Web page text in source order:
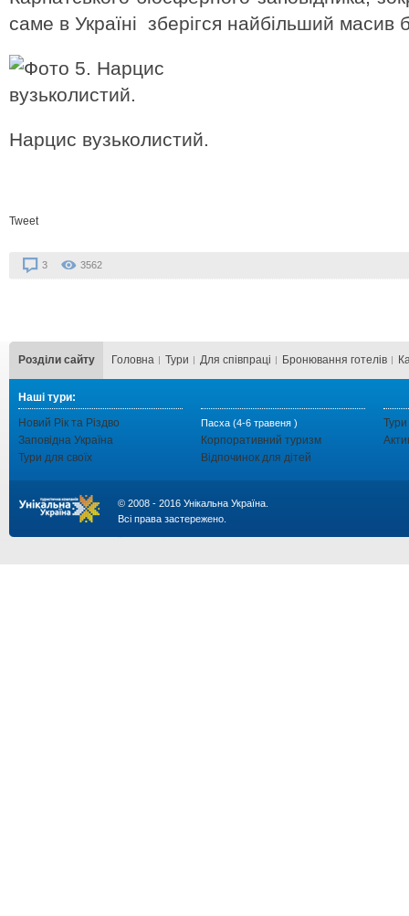
саме в Україні зберігся найбільший масив
Нарцис вузьколистий.
Tweet
3 3562
Розділи сайту Головна Тури Для cпівпраці Бронювання готелів
Наші тури:
Новий Рік та Різдво
Заповідна Україна
Тури для своїх
Пасха (4-6 травеня )
Корпоративний туризм
Відпочинок для дітей
Тури
© 2008 - 2016 Унікальна Україна.
Всі права застережено.